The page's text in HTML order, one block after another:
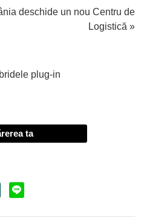
deschide un nou Centru de
Logistică »
plug-in
ta